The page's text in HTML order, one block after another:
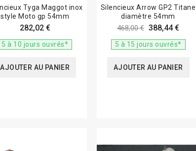
Tyga Maggot inox
style Moto gp 54mm
282,02 €
5 à 10 jours ouvrés*
AJOUTER AU PANIER
Silencieux Arrow GP2 Titane
diamètre 54mm
468,00 € 388,44 €
5 à 15 jours ouvrés*
AJOUTER AU PANIER